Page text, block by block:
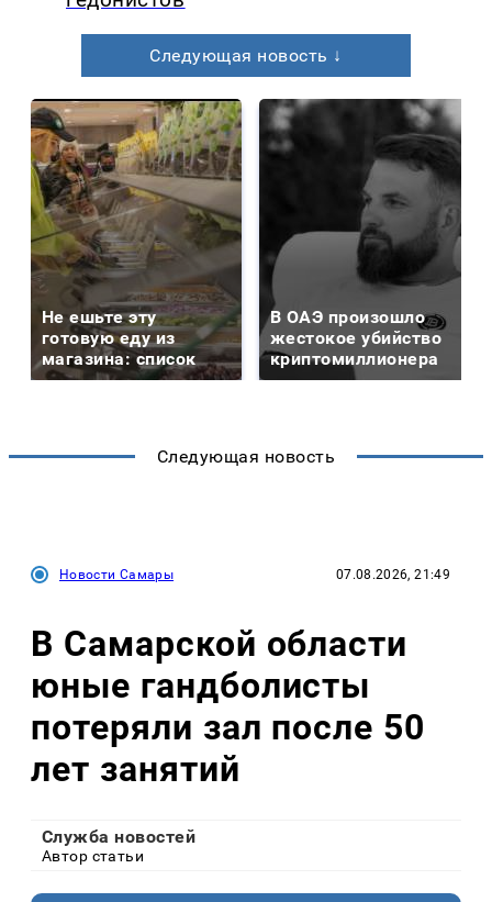
Следующая новость ↓
Не ешьте эту
готовую еду из
магазина: список
В ОАЭ произошло
жестокое убийство
криптомиллионера
Следующая новость
Новости Самары 07.08.2026, 21:49
В Самарской области
юные гандболисты
потеряли зал после 50
лет занятий
Служба новостей
Автор статьи